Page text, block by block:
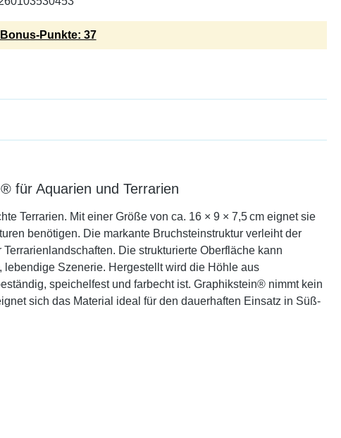
Bonus-Punkte: 37
für Aquarien und Terrarien
Terrarien. Mit einer Größe von ca. 16 × 9 × 7,5 cm eignet sie
benötigen. Die markante Bruchsteinstruktur verleiht der
Die strukturierte Oberfläche kann
Szenerie. Hergestellt wird die Höhle aus
speichelfest und farbecht ist. Graphikstein® nimmt kein
sich das Material ideal für den dauerhaften Einsatz in Süß-